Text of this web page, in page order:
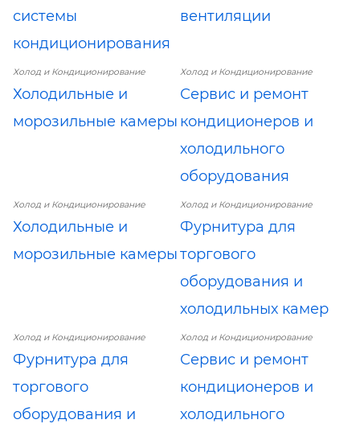
системы
кондиционирования
вентиляции
Холод и Кондиционирование
Холодильные и
морозильные камеры
Холод и Кондиционирование
Сервис и ремонт
кондиционеров и
холодильного
оборудования
Холод и Кондиционирование
Холодильные и
морозильные камеры
Холод и Кондиционирование
Фурнитура для
торгового
оборудования и
холодильных камер
Холод и Кондиционирование
Фурнитура для
торгового
оборудования и
Холод и Кондиционирование
Сервис и ремонт
кондиционеров и
холодильного